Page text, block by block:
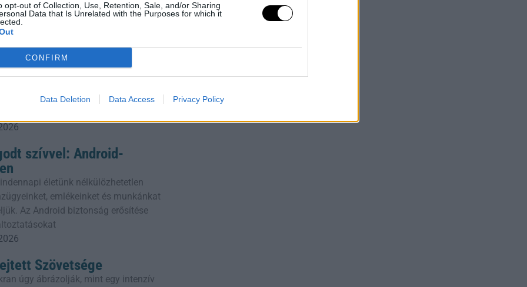
opt-out of Collection, Use, Retention, Sale, and/or Sharing
Data that Is Unrelated with the Purposes for which it
CONFIRM
Data Deletion Data Access Privacy Policy
Az Éttermek
több amerikai étterem is levette
miközben a fertőzés több száz
Államokban tomboló parazita-
szívvel: Android-
életünk nélkülözhetetlen
emlékeinket és munkánkat
Az Android biztonság erősítése
Szövetsége
úgy ábrázolják, mint egy intenzív